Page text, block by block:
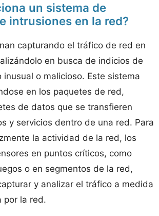
un sistema de
intrusiones en la red?
capturando el tráfico de red en
en busca de indicios de
o malicioso. Este sistema
en los paquetes de red,
de datos que se transfieren
y servicios dentro de una red. Para
la actividad de la red, los
en puntos críticos, como
o en segmentos de la red,
y analizar el tráfico a medida
por la red.